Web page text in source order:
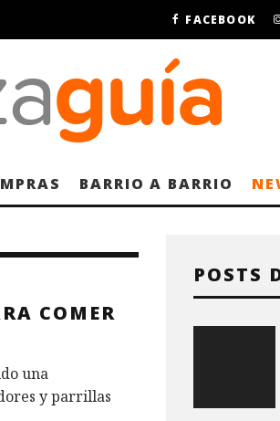
FACEBOOK
BARRIO A BARRIO
COMER
una
y parrillas
POSTS